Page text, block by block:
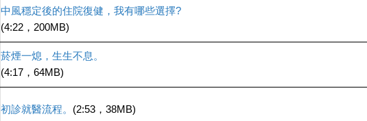
中風穩定後的住院復健，我有哪些選擇?
(4:22，200MB)
菸煙一熄，生生不息。
(4:17，64MB)
初診就醫流程。 (2:53，38MB)